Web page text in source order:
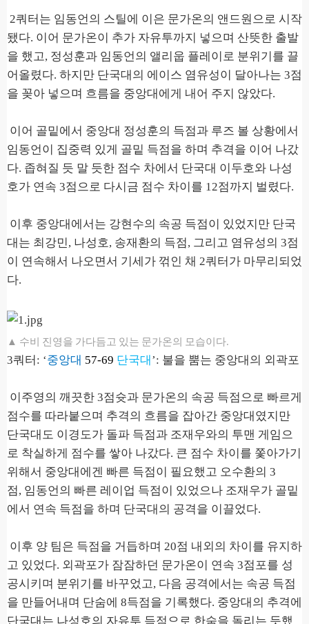
2쿼터는 임동언의 스틸에 이은 문가온의 앤드원으로 시작
됐다. 이어 문가온이 추가 자유투까지 넣으며 산뜻한 출발
을 했고, 정성훈과 임동언의 앨리웁 플레이로 분위기를 끌
어올렸다. 하지만 단국대의 에이스 염유성이 달아나는 3점
을 꽂아 넣으며 흐름을 중앙대에게 내어 주지 않았다.
이어 골밑에서 중앙대 정성훈의 득점과 루즈 볼 상황에서
임동언이 집중력 있게 골밑 득점을 하며 추격을 이어 나갔
다. 좁혀질 듯 말 듯한 점수 차에서 단국대 이두호와 나성
호가 연속 3점으로 다시금 점수 차이를 12점까지 벌렸다.
이후 중앙대에서는 강현수의 속공 득점이 있었지만 단국
대는 최강민, 나성호, 송재환의 득점, 그리고 염유성의 3점
이 연속해서 나오면서 기세가 꺾인 채 2쿼터가 마무리되었
다.
▲ 수비 진영을 가다듬고 있는 문가온의 모습이다.
3쿼터 : ‘중앙대 57-69 단국대’: 불을 뿜는 중앙대의 외곽포
이주영의 깨끗한 3점슛과 문가온의 속공 득점으로 빠르게
점수를 따라붙으며 추격의 흐름을 잡아간 중앙대였지만
단국대도 이경도가 돌파 득점과 조재우와의 투맨 게임으
로 착실하게 점수를 쌓아 나갔다. 큰 점수 차이를 쫓아가기
위해서 중앙대에겐 빠른 득점이 필요했고 오수환의 3
점, 임동언의 빠른 레이업 득점이 있었으나 조재우가 골밑
에서 연속 득점을 하며 단국대의 공격을 이끌었다.
이후 양 팀은 득점을 거듭하며 20점 내외의 차이를 유지하
고 있었다. 외곽포가 잠잠하던 문가온이 연속 3점포를 성
공시키며 분위기를 바꾸었고, 다음 공격에서는 속공 득점
을 만들어내며 단숨에 8득점을 기록했다. 중앙대의 추격에
단국대는 나성호의 자유투 득점으로 한숨을 돌리는 듯했